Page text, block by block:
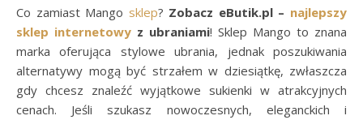
Co zamiast Mango sklep? Zobacz eButik.pl – najlepszy
sklep internetowy z ubraniami! Sklep Mango to znana
marka oferująca stylowe ubrania, jednak poszukiwania
alternatywy mogą być strzałem w dziesiątkę, zwłaszcza
gdy chcesz znaleźć wyjątkowe sukienki w atrakcyjnych
cenach. Jeśli szukasz nowoczesnych, eleganckich i